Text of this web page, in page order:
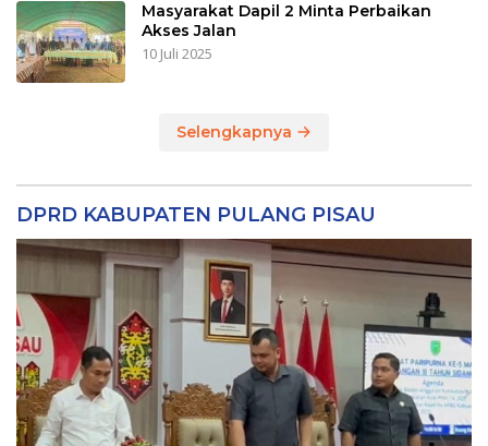
Masyarakat Dapil 2 Minta Perbaikan
Akses Jalan
10 Juli 2025
Selengkapnya
DPRD KABUPATEN PULANG PISAU